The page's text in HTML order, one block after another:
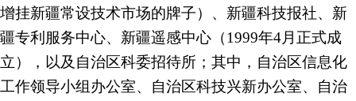
增挂新疆常设技术市场的牌子）、新疆科技报社、新
疆专利服务中心、新疆遥感中心（1999年4月正式成
立），以及自治区科委招待所；其中，自治区信息化
工作领导小组办公室、自治区科技兴新办公室、自治